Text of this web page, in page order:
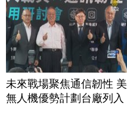
未來戰場聚焦通信韌性 美
無人機優勢計劃台廠列入